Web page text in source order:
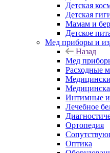
Детская
Детская
Мамам и
Детское
Мед приборы и
Назад
Мед
Расходные
Интимные
Лечебное
Ортопедия
Оптика